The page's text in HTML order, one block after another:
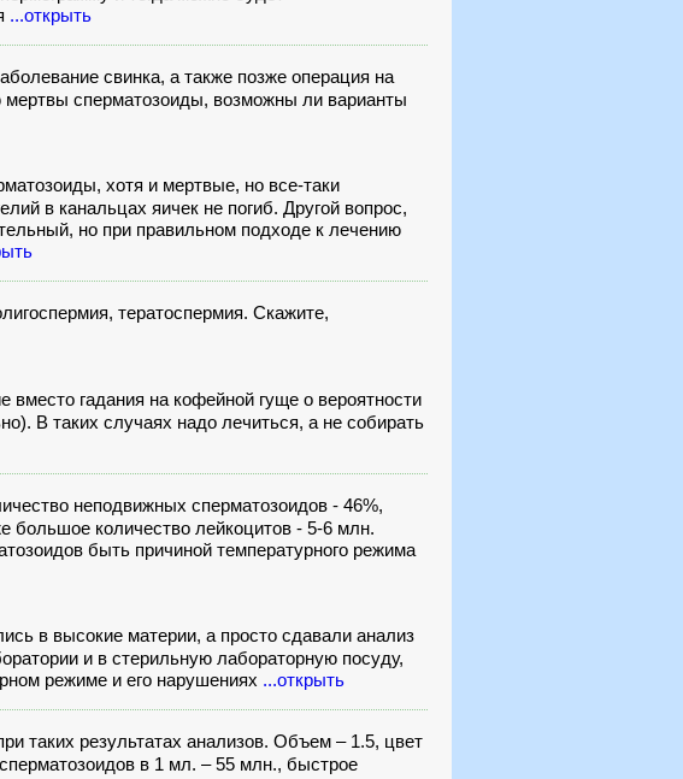
...открыть
свинка, а также позже операция на
сперматозоиды, возможны ли варианты
хотя и мертвые, но все-таки
в канальцах яичек не погиб. Другой вопрос,
но при правильном подходе к лечению
тератоспермия. Скажите,
гадания на кофейной гуще о вероятности
В таких случаях надо лечиться, а не собирать
неподвижных сперматозоидов - 46%,
большое количество лейкоцитов - 5-6 млн.
быть причиной температурного режима
в высокие материи, а просто сдавали анализ
и в стерильную лабораторную посуду,
режиме и его нарушениях ...открыть
таких результатах анализов. Объем – 1.5, цвет
в 1 мл. – 55 млн., быстрое